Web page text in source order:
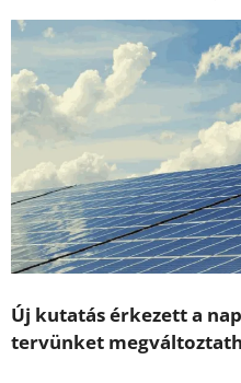
Új kutatás érkezett a
tervünket